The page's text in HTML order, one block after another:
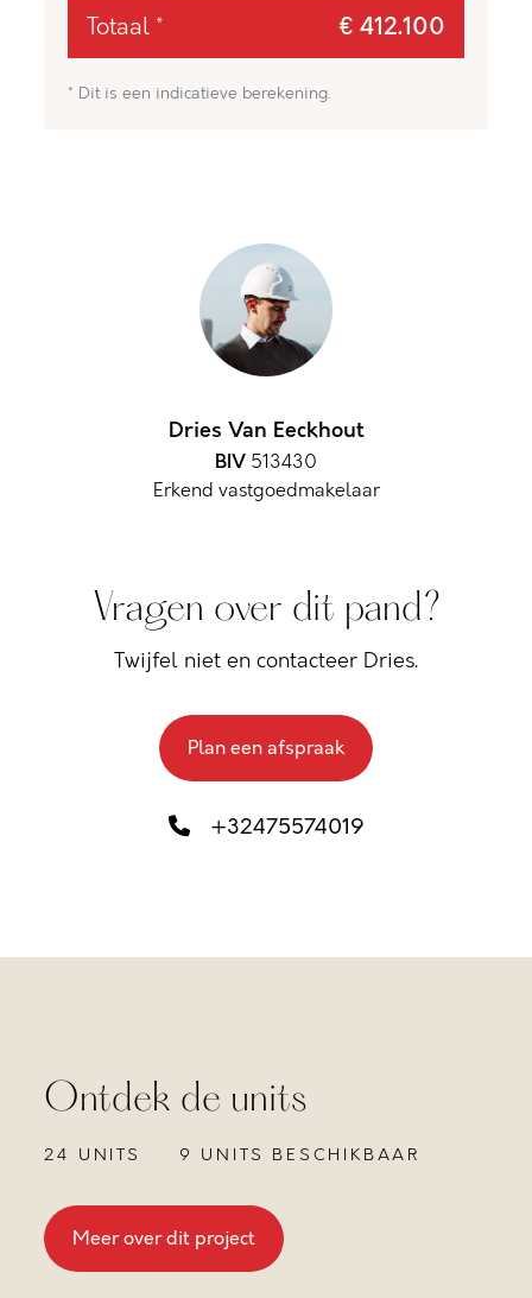
Totaal *
€ 412.100
* Dit is een indicatieve berekening.
Dries Van Eeckhout
BIV 513430
Erkend vastgoedmakelaar
Vragen over dit pand?
Twijfel niet en contacteer Dries.
Plan een afspraak
+32475574019
Ontdek de units
24 UNITS 9 UNITS BESCHIKBAAR
Meer over dit project